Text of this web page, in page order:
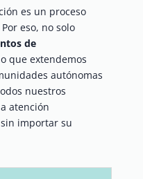
es un proceso
eso, no solo
de
que extendemos
autónomas
nuestros
atención
importar su